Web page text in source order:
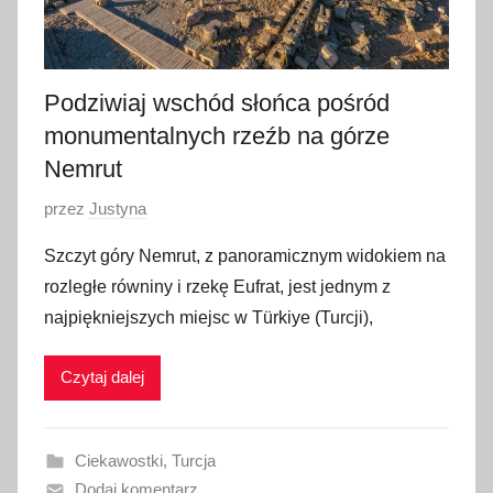
Podziwiaj wschód słońca pośród
monumentalnych rzeźb na górze
Nemrut
O
u
b
l
i
a
przez Justyna
Szczyt góry Nemrut, z panoramicznym widokiem na
rozległe równiny i rzekę Eufrat, jest jednym z
najpiękniejszych miejsc w Türkiye (Turcji),
Czytaj dalej
Ciekawostki, Turcja
Dodaj komentarz